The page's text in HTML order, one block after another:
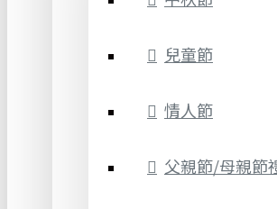
兒童節
情人節
父親節/母親節